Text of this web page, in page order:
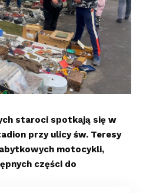
staroci spotkają się w
przy ulicy św. Teresy
motocykli,
części do